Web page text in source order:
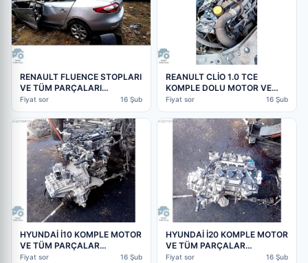
RENAULT FLUENCE STOPLARI
VE TÜM PARÇALARI
MEVCUTTUR | ÇIKMA PARÇA
Fiyat sor 16 Şub
REANULT CLİO 1.0 TCE
KOMPLE DOLU MOTOR VE
TÜM PARÇALARI MEVCUT |
ÇIKMA PARÇA
Fiyat sor 16 Şub
HYUNDAİ İ10 KOMPLE MOTOR
VE TÜM PARÇALAR
MEVCUTTUR | ÇIKMA PARÇA
Fiyat sor 16 Şub
HYUNDAİ İ20 KOMPLE MOTOR
VE TÜM PARÇALAR
MEVCUTTUR | ÇIKMA PARÇA
Fiyat sor 16 Şub